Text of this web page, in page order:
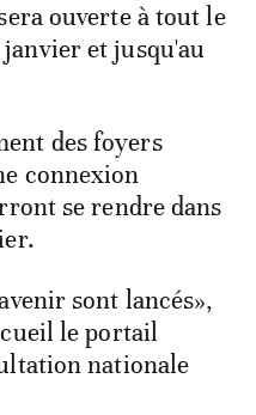
ouverte à tout le
et jusqu'au
des foyers
connexion
se rendre dans
sont lancés»,
le portail
nationale